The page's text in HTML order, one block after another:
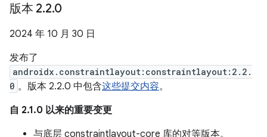
版本 2.2.0
2024 年 10 月 30 日
发布了
androidx.constraintlayout:constraintlayout:2.2.
0 。版本 2.2.0 中包含这些提交内容。
自 2.1.0 以来的重要变更
与底层 constraintlayout-core 库的对等版本。